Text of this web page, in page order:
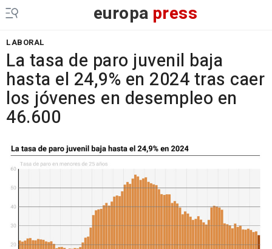
europa press
LABORAL
La tasa de paro juvenil baja
hasta el 24,9% en 2024 tras caer
los jóvenes en desempleo en
46.600